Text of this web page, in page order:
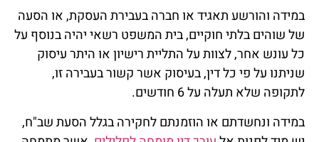
במידה והורשע תאגיד או חברה בעבירת העסקת, או הסעה
של שוהים בלתי חוקיים, בית המשפט רשאי יהיה בנוסף על
כל עונש אחר, לצוות על התליית רישיון או היתר עיסוק
שניתנו על פי כל דין, בעיסוק אשר קשור בעבירה זו,
לתקופה שלא תעלה על 6 חודשים.
במידה ונחשדתם או הוזמנתם לחקירה בגלל הסעת שב"ח,